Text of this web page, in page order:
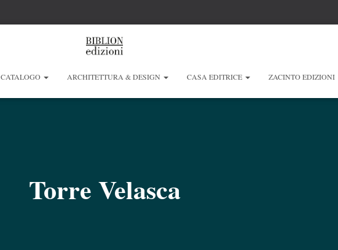
CATALOGO ARCHITETTURA & DESIGN CASA EDITRICE ZACINTO EDIZIONI
Torre Velasca